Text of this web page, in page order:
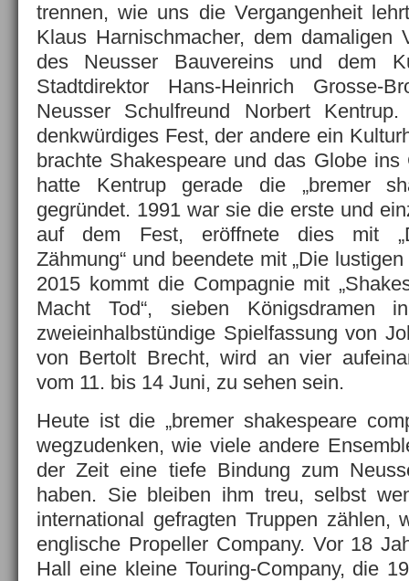
trennen, wie uns die Vergangenheit
Klaus Harnischmacher, dem damaligen
des Neusser Bauvereins und dem
Stadtdirektor Hans-Heinrich Grosse-
Neusser Schulfreund Norbert
denkwürdiges Fest, der andere ein
brachte Shakespeare und das Globe ins
hatte Kentrup gerade die „bremer
gegründet. 1991 war sie die erste und
auf dem Fest, eröffnete dies mit
Zähmung“ und beendete mit „Die
2015 kommt die Compagnie mit
Macht Tod“, sieben Königsdramen
zweieinhalbstündige Spielfassung von
von Bertolt Brecht, wird an vier
vom 11. bis 14 Juni, zu sehen sein.
Heute ist die „bremer shakespeare
wegzudenken, wie viele andere
der Zeit eine tiefe Bindung zum
haben. Sie bleiben ihm treu, selbst
international gefragten Truppen zählen,
englische Propeller Company. Vor 18
Hall eine kleine Touring-Company, die